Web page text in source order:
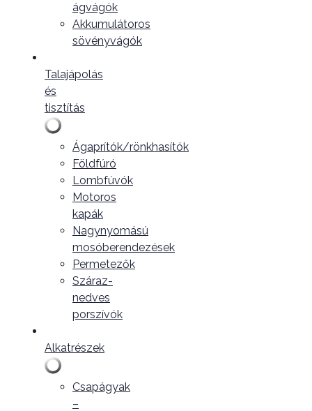
ágvágók
Akkumulátoros
sövényvágók
Talajápolás
és
tisztítás
Ágaprítók/rönkhasítók
Földfúró
Lombfúvók
Motoros
kapák
Nagynyomású
mosóberendezések
Permetezők
Száraz-
nedves
porszívók
Alkatrészek
Csapágyak
–